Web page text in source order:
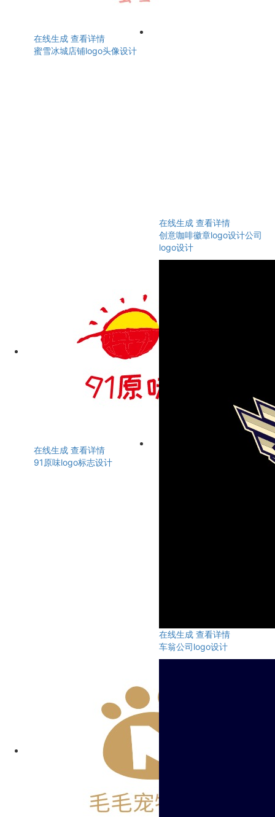
在线生成 查看详情
蜜雪冰城店铺logo头像设计
在线生成 查看详情
创意咖啡徽章logo设计公司
logo设计
在线生成 查看详情
91原味logo标志设计
在线生成 查看详情
车翁公司logo设计